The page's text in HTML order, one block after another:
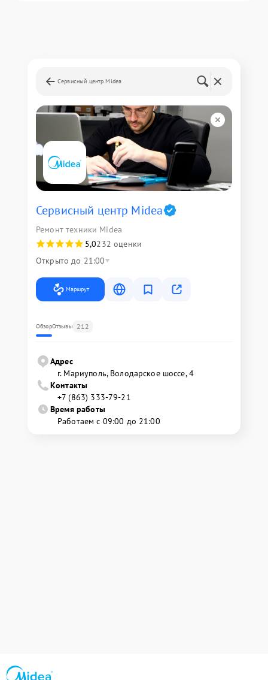
Сервисный центр Midea
Сервисный центр Midea
Ремонт техники Midea
5,0232 оценки
Открыто до 21:00
Маршрут
ОбзорОтзывы 212
Адрес
г. Мариуполь, Володарское шоссе, 4
Контакты
+7 (863) 333-79-21
Время работы
Работаем с 09:00 до 21:00